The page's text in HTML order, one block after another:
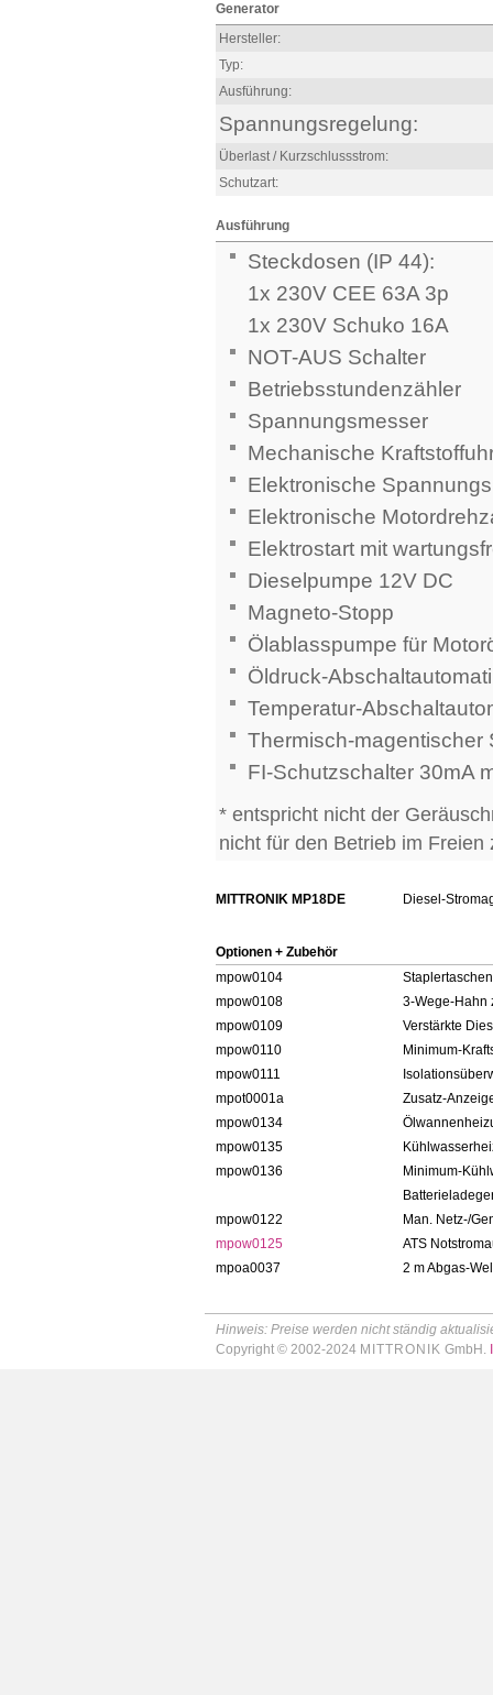
Generator
Hersteller:
Typ:
Ausführung:
Spannungsregelung:
Überlast / Kurzschlussstrom:
Schutzart:
Ausführung
Steckdosen (IP 44):
1x 230V CEE 63A 3p
1x 230V Schuko 16A
NOT-AUS Schalter
Betriebsstundenzähler
Spannungsmesser
Mechanische
Elektronische
Elektronische
Elektrostart mit
Dieselpumpe 12V DC
Magneto-Stopp
Ölablasspumpe für
Öldruck-
Temperatur-
Thermisch-magentischer
FI-Schutzschalter 30mA
* entspricht nicht der
nicht für den Betrieb im Freien
MITTRONIK MP18DE Diesel-
Optionen + Zubehör
mpow0104
mpow0108
3-Wege-Hahn
mpow0109
Verstärkte
mpow0110
Minimum-
mpow0111
mpot0001a
Zusatz-
mpow0134
mpow0135
mpow0136
Minimum-
mpow0122
Man. Netz-/
mpow0125
ATS
mpoa0037
2 m Abgas-
Hinweis: Preise werden nicht ständig
Copyright © 2002-2024 MITTRONIK GmbH.